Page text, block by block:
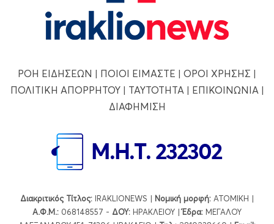
ΡΟΗ ΕΙΔΗΣΕΩΝ | ΠΟΙΟΙ ΕΙΜΑΣΤΕ | ΟΡΟΙ ΧΡΗΣΗΣ |
ΠΟΛΙΤΙΚΗ ΑΠΟΡΡΗΤΟΥ| ΤΑΥΤΟΤΗΤΑ | ΕΠΙΚΟΙΝΩΝΙΑ |
ΔΙΑΦΗΜΙΣΗ
Διακριτικός Τίτλος: IRAKLIONEWS | Νομική μορφή: ΑΤΟΜΙΚΗ |
Α.Φ.Μ.: 068148557 - ΔΟΥ: ΗΡΑΚΛΕΙΟΥ |Έδρα: ΜΕΓΑΛΟΥ